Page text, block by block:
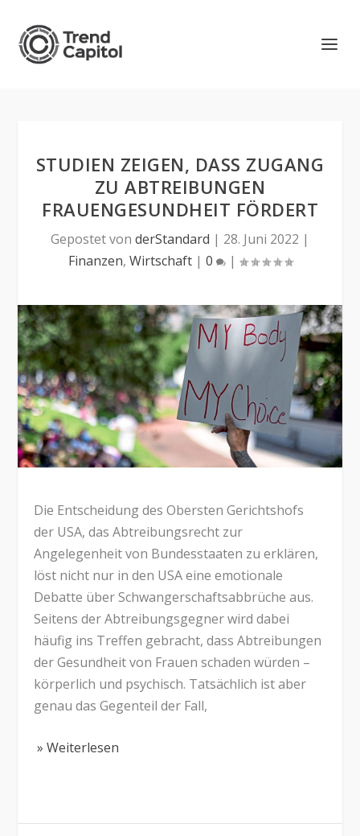
STUDIEN ZEIGEN, DASS ZUGANG
ZU ABTREIBUNGEN
FRAUENGESUNDHEIT FÖRDERT
Gepostet von derStandard | 28. Juni 2022 |
Finanzen, Wirtschaft| 0 |
Die Entscheidung des Obersten Gerichtshofs
der USA, das Abtreibungsrecht zur
Angelegenheit von Bundesstaaten zu erklären,
löst nicht nur in den USA eine emotionale
Debatte über Schwangerschaftsabbrüche aus.
Seitens der Abtreibungsgegner wird dabei
häufig ins Treffen gebracht, dass Abtreibungen
der Gesundheit von Frauen schaden würden –
körperlich und psychisch. Tatsächlich ist aber
genau das Gegenteil der Fall,
» Weiterlesen